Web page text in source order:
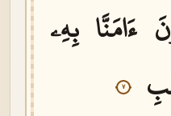
ءَامَنَّا بِهِۦ
٧